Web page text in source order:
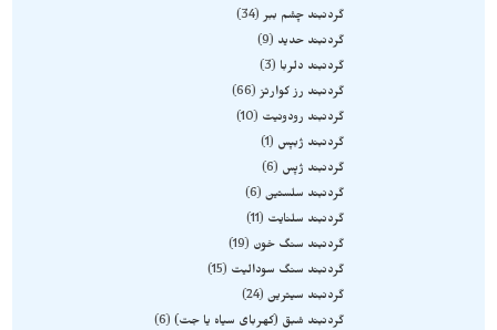
گردنبند چشم ببر 34
گردنبند حدید
9
گردنبند دلربا
3
گردنبند رز کوارتز 66
گردنبند رودونیت
10
گردنبند ژبپس
1
گردنبند ژپس
6
گردنبند سلستین 6
گردنبند سلنایت
11
گردنبند سنگ خون
19
گردنبند سنگ سودالیت
15
گردنبند سیترین 24
گردنبند شبق (کهربای سیاه یا جت) 6